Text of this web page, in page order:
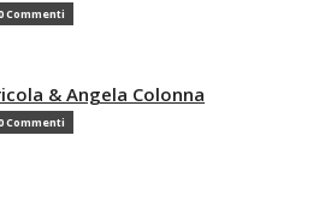
Commenti
& Angela Colonna
Commenti